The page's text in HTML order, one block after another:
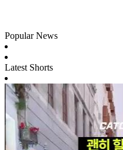
Popular News
Latest Shorts